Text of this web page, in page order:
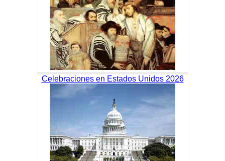
Celebraciones en Estados Unidos 2026